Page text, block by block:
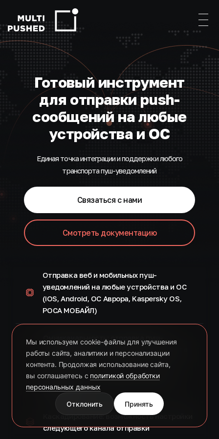
Готовый инструмент
для отправки push-
сообщений на любые
устройства и ОС
Единая точка интеграции и поддержки любого
транспорта пуш-уведомлений
Смотреть документацию
Связаться с нами
Отправка веб и мобильных пуш-
уведомлений на любые устройства и ОС
(iOS, Android, ОС Аврора, Kaspersky OS,
РОСА МОБАЙЛ)
Омниканальность: отправка пуш-
сообщений по всем каналам транспорта
Единая точка интеграции для разных
платформ
Каскадирование: возможность настройки
следующего канала отправки
Мы используем cookie-файлы для улучшения
работы сайта, аналитики и персонализации
контента. Продолжая использование сайта,
вы соглашаетесь с политикой обработки
персональных данных
Отклонить Принять